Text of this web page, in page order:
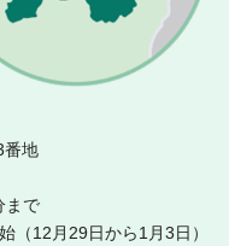
地
まで
（12月29日から1月3日）